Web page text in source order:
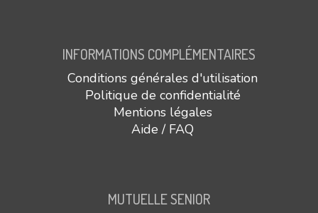
INFORMATIONS COMPLÉMENTAIRES
Conditions générales d'utilisation
Politique de confidentialité
Mentions légales
Aide / FAQ
MUTUELLE SENIOR